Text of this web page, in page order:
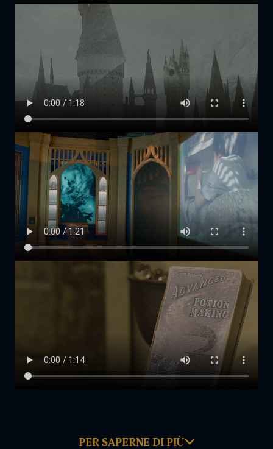
PER SAPERNE DI PIÙ